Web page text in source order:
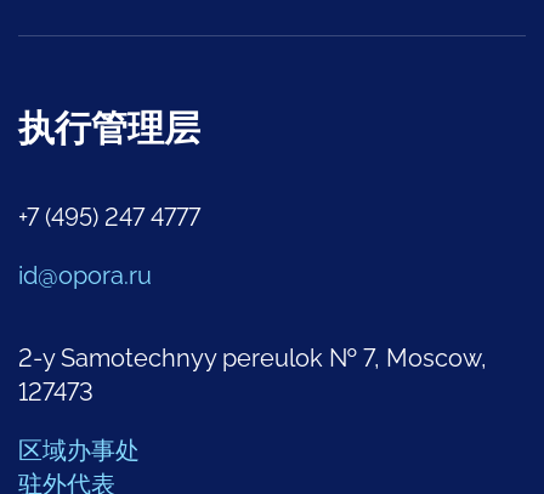
执行管理层
+7 (495) 247 4777
id@opora.ru
2-y Samotechnyy pereulok № 7, Moscow,
127473
区域办事处
驻外代表